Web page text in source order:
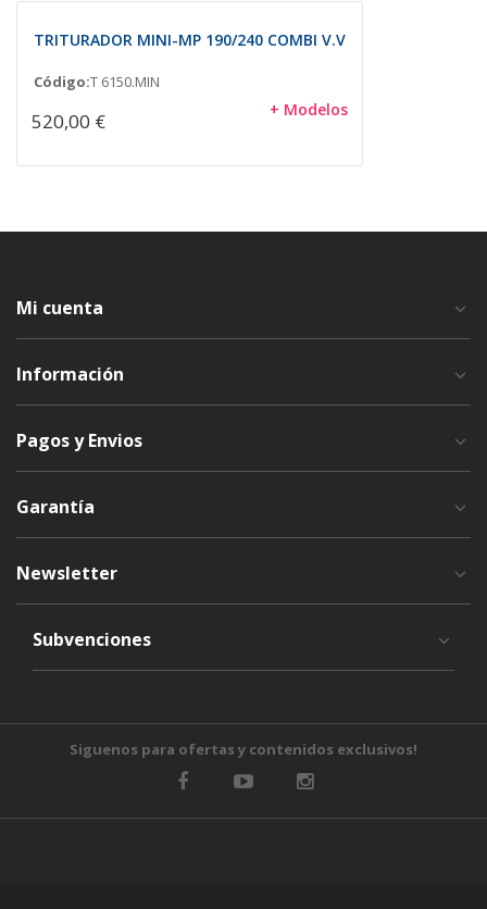
TRITURADOR MINI-MP 190/240 COMBI V.V
Código:T 6150.MIN
520,00 € + Modelos
Mi cuenta
Información
Pagos y Envios
Garantía
Newsletter
Subvenciones
Siguenos para ofertas y contenidos exclusivos!